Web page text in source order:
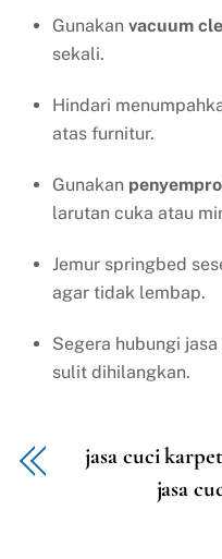
Gunakan vacuum
sekali.
Hindari
atas furnitur.
Gunakan
larutan cuka atau
Jemur springbed
agar tidak lembap.
Segera hubungi
sulit dihilangkan.
jasa cuci
jasa